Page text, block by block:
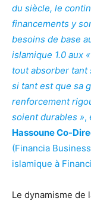
du siècle, le
financements y
besoins de base
islamique 1.0 aux
tout absorber tant
si tant est que sa
renforcement
soient durables »,
Hassoune Co-
(Financia
islamique à
Le dynamisme de